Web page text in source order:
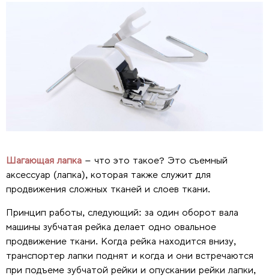
Шагающая лапка – что это такое? Это съемный
аксессуар (лапка), которая также служит для
продвижения сложных тканей и слоев ткани.
Принцип работы, следующий: за один оборот вала
машины зубчатая рейка делает одно овальное
продвижение ткани. Когда рейка находится внизу,
транспортер лапки поднят и когда и они встречаются
при подъеме зубчатой рейки и опускании рейки лапки,